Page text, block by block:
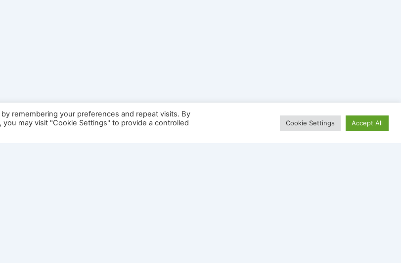
remembering your preferences and repeat visits. By
may visit "Cookie Settings" to provide a controlled
Cookie Settings Accept All